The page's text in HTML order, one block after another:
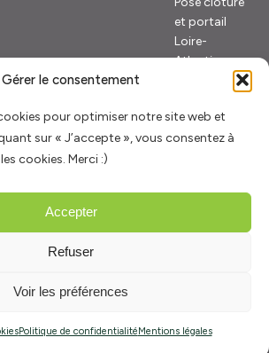
Gérer le consentement
pour optimiser notre site web et
sur « J’accepte », vous consentez à
cookies. Merci :)
Accepter
Refuser
Voir les préférences
Politique de confidentialitéMentions légales
et portail
Loire-
Atlantique
lesquelles nous intervenons
tous droits réservés. N° de Siret :
de confidentialité